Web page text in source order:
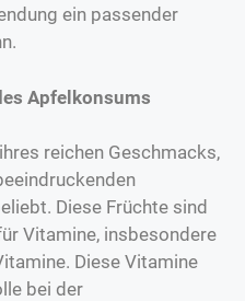
ein passender
Apfelkonsums
reichen Geschmacks,
Diese Früchte sind
Vitamine, insbesondere
Diese Vitamine
bei der